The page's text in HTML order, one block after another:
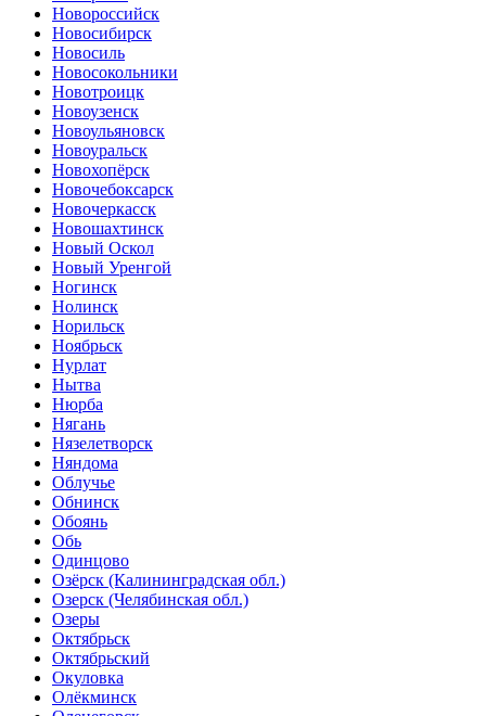
Новороссийск
Новосибирск
Новосиль
Новосокольники
Новотроицк
Новоузенск
Новоульяновск
Новоуральск
Новохопёрск
Новочебоксарск
Новочеркасск
Новошахтинск
Новый Оскол
Новый Уренгой
Ногинск
Нолинск
Норильск
Ноябрьск
Нурлат
Нытва
Нюрба
Нягань
Нязелетворск
Няндома
Облучье
Обнинск
Обоянь
Обь
Одинцово
Озёрск (Калининградская обл.)
Озерск (Челябинская обл.)
Озеры
Октябрьск
Октябрьский
Окуловка
Олёкминск